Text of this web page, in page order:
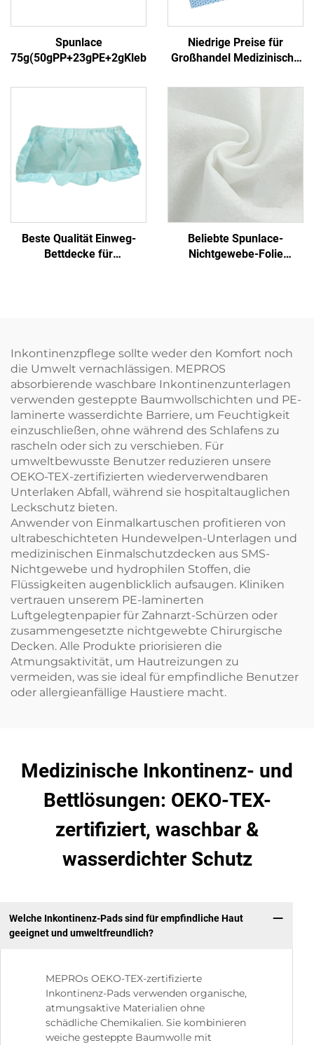
Spunlace
75g(50gPP+23gPE+2gKleber)3
Niedrige Preise für
Großhandel Medizinische
Nichtgewebe-
SMS/SMMS für Medizin
Beste Qualität Einweg-
Bettdecke für
Beliebte Spunlace-
Nichtgewebe-Folie
Inkontinenzpflege sollte weder den Komfort noch
die Umwelt vernachlässigen. MEPROS
absorbierende waschbare Inkontinenzunterlagen
verwenden gesteppte Baumwollschichten und PE-
laminerte wasserdichte Barriere, um Feuchtigkeit
einzuschließen, ohne während des Schlafens zu
rascheln oder sich zu verschieben. Für
umweltbewusste Benutzer reduzieren unsere
OEKO-TEX-zertifizierten wiederverwendbaren
Unterlaken Abfall, während sie hospitaltauglichen
Leckschutz bieten.
Anwender von Einmalkartuschen profitieren von
ultrabeschichteten Hundewelpen-Unterlagen und
medizinischen Einmalschutzdecken aus SMS-
Nichtgewebe und hydrophilen Stoffen, die
Flüssigkeiten augenblicklich aufsaugen. Kliniken
vertrauen unserem PE-laminerten
Luftgelegtenpapier für Zahnarzt-Schürzen oder
zusammengesetzte nichtgewebte Chirurgische
Decken. Alle Produkte priorisieren die
Atmungsaktivität, um Hautreizungen zu
vermeiden, was sie ideal für empfindliche Benutzer
oder allergieanfällige Haustiere macht.
Medizinische Inkontinenz- und
Bettlösungen: OEKO-TEX-
zertifiziert, waschbar &
wasserdichter Schutz
Welche Inkontinenz-Pads sind für empfindliche Haut
geeignet und umweltfreundlich?
MEPROs OEKO-TEX-zertifizierte
Inkontinenz-Pads verwenden organische,
atmungsaktive Materialien ohne
schädliche Chemikalien. Sie kombinieren
weiche gesteppte Baumwolle mit